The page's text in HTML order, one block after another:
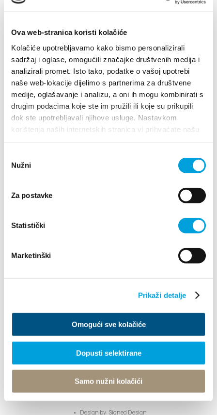
Ova web-stranica koristi kolačiće
Kolačiće upotrebljavamo kako bismo personalizirali
sadržaj i oglase, omogućili značajke društvenih medija i
analizirali promet. Isto tako, podatke o vašoj upotrebi
naše web-lokacije dijelimo s partnerima za društvene
medije, oglašavanje i analizu, a oni ih mogu kombinirati s
drugim podacima koje ste im pružili ili koje su prikupili
dok ste upotrebljavali njihove usluge. Nastavkom
korištenja naših internetskih stranica vi prihvaćate našu
pristanka
Nužni
Za postavke
Statistički
Marketinški
Prikaži detalje
Omogući sve kolačiće
Dopusti selektirane
Samo nužni kolačići
Safe in Dalmatia
+385 21 227 933
info@kastela-info.hr
21216 Kaštel Stari, Hrvatska
Richtungen
21216 Kaštel Stari, Hrvatska
Richtungen
Erforsche
Was kann man machen
Info
Turistički ured
Design by: Signed Design